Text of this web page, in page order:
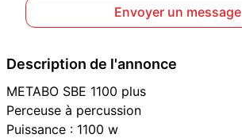
Envoyer un message
Description de l'annonce
METABO SBE 1100 plus
Perceuse à percussion
Puissance : 1100 w